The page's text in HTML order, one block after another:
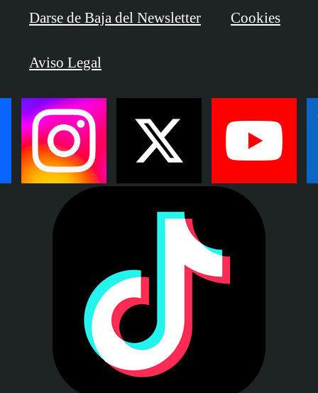
Darse de Baja del Newsletter Cookies
Aviso Legal